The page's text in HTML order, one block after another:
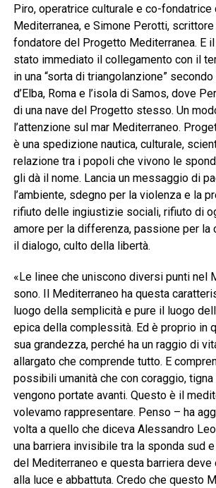
Piro, operatrice culturale e co-
Mediterranea, e Simone Perotti,
fondatore del Progetto Mediterranea. E
stato immediato il collegamento con il
in una “sorta di triangolanzione” secondo
d’Elba, Roma e l’isola di Samos, dove
di una nave del Progetto stesso. Un
l’attenzione sul mar Mediterraneo.
è una spedizione nautica, culturale,
relazione tra i popoli che vivono le
gli dà il nome. Lancia un messaggio di
l’ambiente, sdegno per la violenza e la
rifiuto delle ingiustizie sociali, rifiuto di
amore per la differenza, passione per la
il dialogo, culto della libertà.
«Le linee che uniscono diversi punti nel
sono. Il Mediterraneo ha questa
luogo della semplicità e pure il luogo
epica della complessità. Ed è proprio in
sua grandezza, perché ha un raggio di
allargato che comprende tutto. E
possibili umanità che con coraggio,
vengono portate avanti. Questo è il
volevamo rappresentare. Penso – ha
volta a quello che diceva Alessandro
una barriera invisibile tra la sponda sud
del Mediterraneo e questa barriera
alla luce e abbattuta. Credo che questo